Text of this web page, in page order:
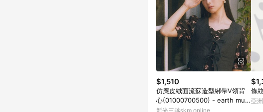
$1,510
仿麂皮絨面流蘇造型綁帶V領背
心(01000700500) - earth musi
c&ecology
新光三越skm online
條
亞